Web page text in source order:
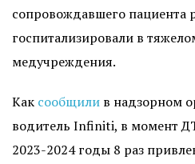
сопровождавшего пациента
госпитализировали в
медучреждения.
Как сообщили в надзорном
водитель Infiniti, в момент
2023-2024 годы 8 раз